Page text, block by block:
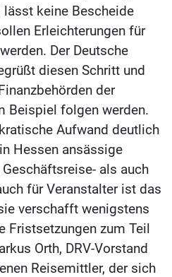
keine Bescheide
Erleichterungen für
Der Deutsche
diesen Schritt und
der
Beispiel folgen werden.
Aufwand deutlich
Hessen ansässige
als auch
für Veranstalter ist das
verschafft wenigstens
Fristsetzungen zum Teil
Orth, DRV-Vorstand
Reisemittler, der sich